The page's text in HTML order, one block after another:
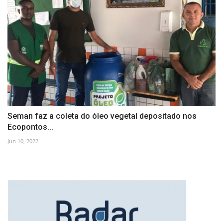
Seman faz a coleta do óleo vegetal depositado nos
Ecopontos...
Jun 10, 2022